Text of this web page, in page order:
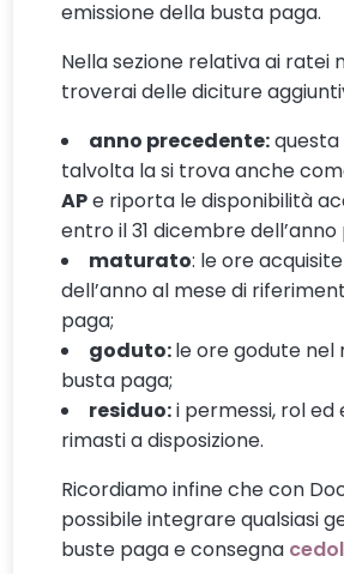
emissione della busta paga.
Nella sezione relativa ai ratei
troverai delle diciture
anno precedente:
talvolta la si trova anche
APe riporta le disponibilità
entro il 31 dicembre
maturato: le ore acquisite
dell’anno al mese di
paga;
goduto:le ore godute nel
busta paga;
residuo:i permessi, rol ed
rimasti a disposizione.
Ricordiamo infine che con
possibile integrare qualsiasi
buste paga e consegna